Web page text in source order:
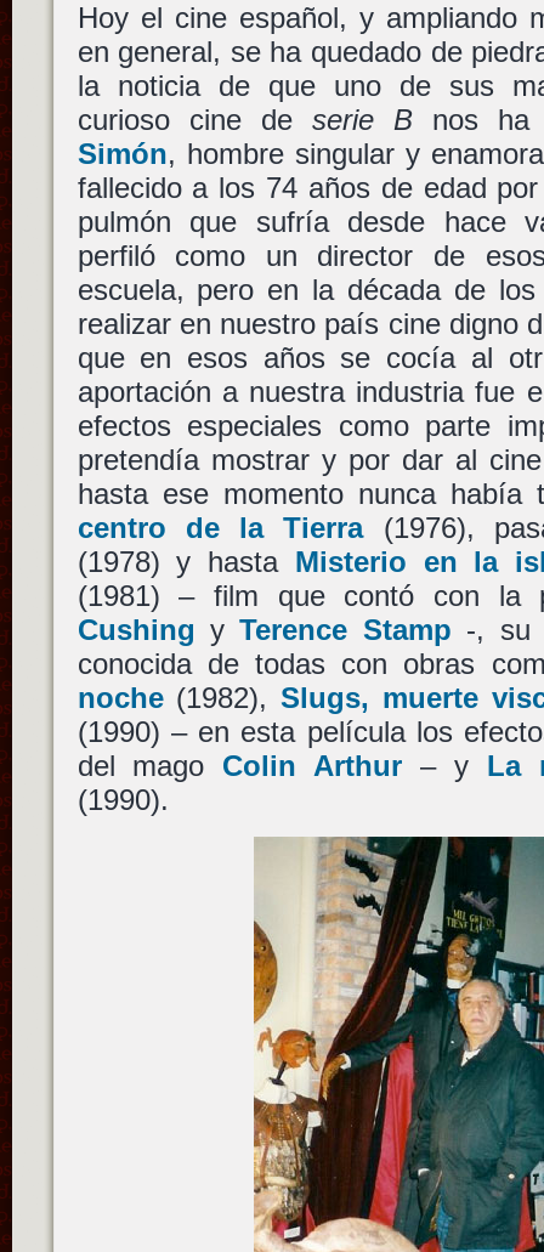
Hoy el cine español, y ampliando
en general, se ha quedado de
la noticia de que uno de sus
curioso cine de serie B nos ha
Simón, hombre singular y
fallecido a los 74 años de edad
pulmón que sufría desde hace
perfiló como un director de
escuela, pero en la década de
realizar en nuestro país cine digno
que en esos años se cocía al
aportación a nuestra industria fue
efectos especiales como parte
pretendía mostrar y por dar al
hasta ese momento nunca había
centro de la Tierra(1976),
(1978) y hasta Misterio en la
(1981) – film que contó con la
Cushing yTerence Stamp -, su
conocida de todas con obras
noche(1982),Slugs, muerte
(1990) – en esta película los
del mago Colin Arthur – y La
(1990).